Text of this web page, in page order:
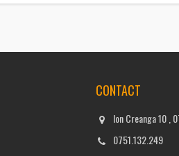
CONTACT
Ion Creanga 10 ,
0751.132.249